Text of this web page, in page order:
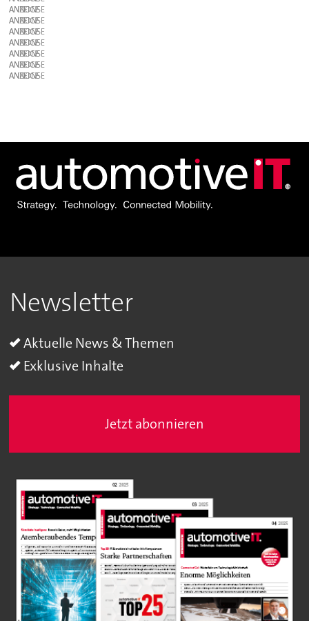
ANZEIGE
ANZEIGE
ANZEIGE
ANZEIGE
ANZEIGE
ANZEIGE
ANZEIGE
Newsletter
Aktuelle News & Themen
Exklusive Inhalte
Jetzt abonnieren